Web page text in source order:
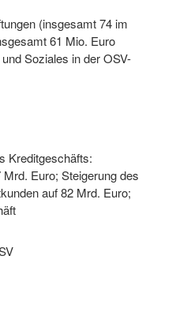
(insgesamt 74 im
61 Mio. Euro
Soziales in der OSV-
Kreditgeschäfts:
Euro; Steigerung des
auf 82 Mrd. Euro;